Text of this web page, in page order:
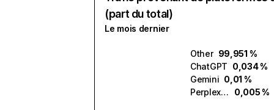
(part du total)
Le mois dernier
Other 99,951 %
ChatGPT 0,034 %
Gemini 0,01 %
Perplexity
0,005 %